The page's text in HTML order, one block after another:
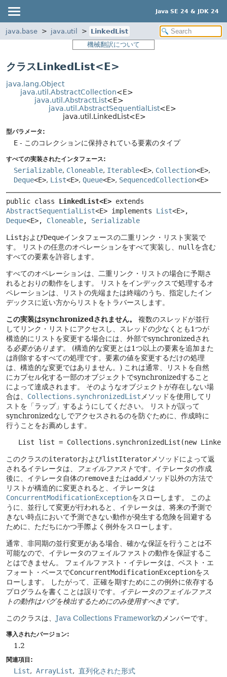
Java SE 24 & JDK 24
java.base java.util
LinkedList
機械翻訳について
クラスLinkedList<E>
java.lang.Object
java.util.AbstractCollection<E>
java.util.AbstractList<E>
java.util.AbstractSequentialList<E>
java.util.LinkedList<E>
型パラメータ:
E - このコレクションに保持されている要素のタイプ
すべての実装されたインタフェース:
Serializable, Cloneable, Iterable<E>, Collection<E>,
Deque<E>, List<E>, Queue<E>, SequencedCollection<E>
public class LinkedList<E>
AbstractSequentialList<E> implements List
Deque<E>, Cloneable, Serializable
ListおよびDequeインタフェースの二重リンク・リスト実装で
す。
リストの任意のオペレーションをすべて実装し、 null を含む
すべての要素を許容します。
すべてのオペレーションは、二重リンク・リストの場合に予期さ
れるとおりの動作をします。
リストをインデックスで処理するオ
ペレーションは、リストの先端または終端のうち、指定したイン
デックスに近い方からリストをトラバースします。
この実装はsynchronizedされません。
複数のスレッドが並行
してリンク・リストにアクセスし、スレッドの少なくとも1つが
構造的にリストを変更する場合には、外部でsynchronizedされ
る必要があります。
(構造的な変更とは1つ以上の要素を追加また
は削除するすべての処理です。要素の値を変更するだけの処理
は、構造的な変更ではありません。) これは通常、リストを自然
にカプセル化する一部のオブジェクトでsynchronizedすること
によって達成されます。
そのようなオブジェクトが存在しない場
合は、 Collections.synchronizedList メソッドを使用してリ
ストを「ラップ」するようにしてください。
リストが誤って
synchronizedなしでアクセスされるのを防ぐために、作成時に
行うことをお薦めします。
List list = Collections.synchronizedList(new
このクラスのiteratorおよびlistIterator メソッドによって返
されるイテレータは、
フェイルファストです。イテレータの作成
後に、イテレータ自体のremoveまたはadd メソッド以外の方法で
リストが構造的に変更されると、イテレータは
ConcurrentModificationExceptionをスローします。
このよ
うに、並行して変更が行われると、イテレータは、将来の予測で
きない時点において予測できない動作が発生する危険を回避する
ために、ただちにかつ手際よく例外をスローします。
通常、非同期の並行変更がある場合、確かな保証を行うことは不
可能なので、イテレータのフェイルファストの動作を保証するこ
とはできません。
フェイルファスト・イテレータは、ベスト・エ
フォート・ベースでConcurrentModificationExceptionをス
ローします。
したがって、正確を期すためにこの例外に依存する
プログラムを書くことは誤りです。
イテレータのフェイルファス
トの動作はバグを検出するためにのみ使用すべきです。
このクラスは、 Java Collections Frameworkのメンバーです。
導入されたバージョン:
1.2
関連項目:
List ArrayList 直列化された形式